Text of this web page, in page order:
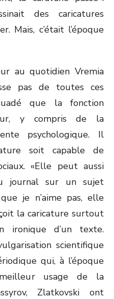
des caricatures
Mais, c’était l’époque
au quotidien Vremia
pas de toutes ces
que la fonction
y compris de la
psychologique. Il
soit capable de
«Elle peut aussi
journal sur un sujet
je n’aime pas, elle
la caricature surtout
ironique d’un texte.
scientifique
qui, à l’époque
usage de la
Zlatkovski ont